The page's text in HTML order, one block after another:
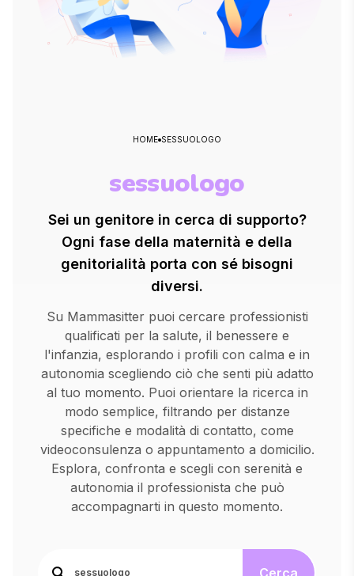
HOME SESSUOLOGO
sessuologo
Sei un genitore in cerca di supporto?
Ogni fase della maternità e della
genitorialità porta con sé bisogni
diversi.
Su Mammasitter puoi cercare professionisti
qualificati per la salute, il benessere e
l'infanzia, esplorando i profili con calma e in
autonomia scegliendo ciò che senti più adatto
al tuo momento. Puoi orientare la ricerca in
modo semplice, filtrando per distanze
specifiche e modalità di contatto, come
videoconsulenza o appuntamento a domicilio.
Esplora, confronta e scegli con serenità e
autonomia il professionista che può
accompagnarti in questo momento.
Cerca